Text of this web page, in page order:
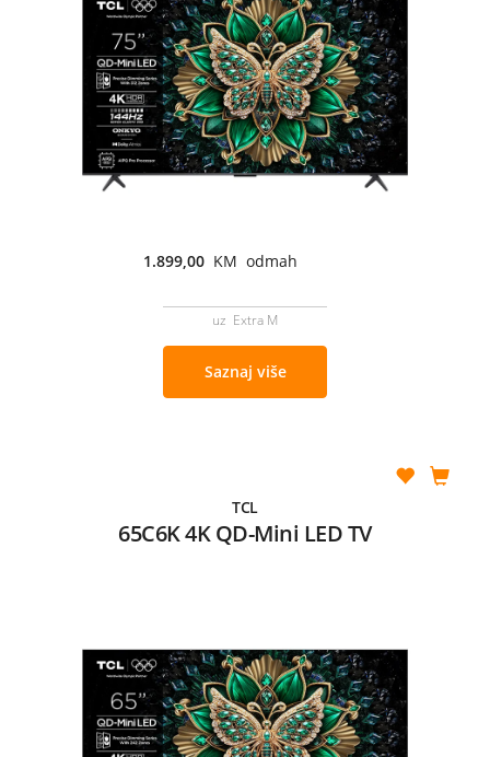
1.899,00 KM odmah
uz Extra M
Saznaj više
TCL
65C6K 4K QD-Mini LED TV